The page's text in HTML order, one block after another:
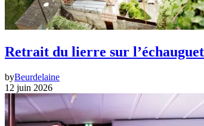
Retrait du lierre sur
byBeurdelaine
12 juin 2026